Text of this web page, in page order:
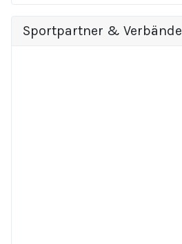
Sportpartner & Verbände